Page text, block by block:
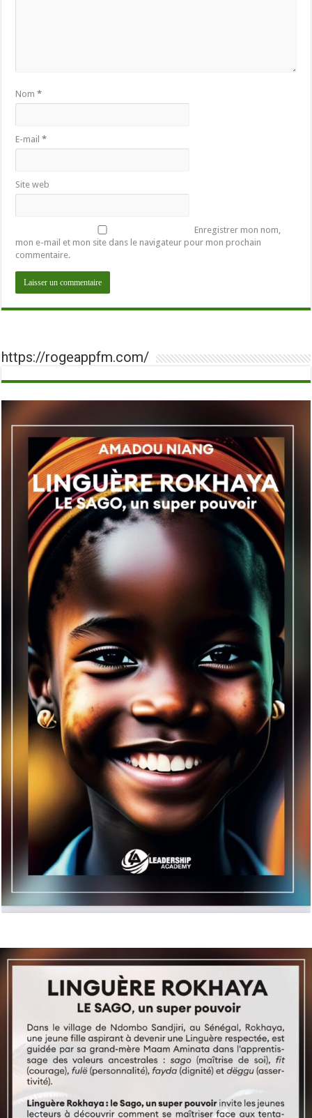
Nom*
E-mail*
Site web
Enregistrer mon nom,
mon e-mail et mon site dans le navigateur pour mon prochain
commentaire.
https://rogeappfm.com/